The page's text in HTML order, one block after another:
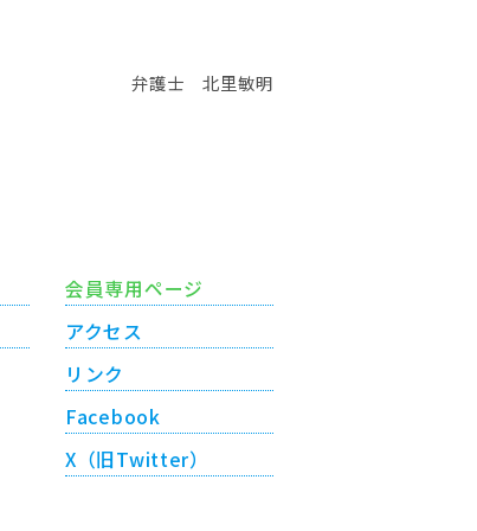
弁護士 北里敏明
会員専用ページ
アクセス
リンク
Facebook
X（旧Twitter）